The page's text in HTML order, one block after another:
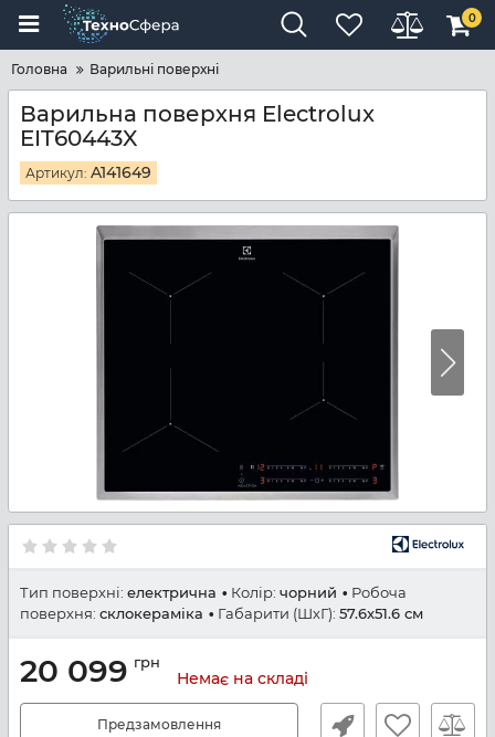
0
Головна Варильні поверхні
Варильна поверхня Electrolux
EIT60443X
Артикул: A141649
Тип поверхні: електрична Колір: чорний
Робоча
поверхня: склокераміка Габарити (ШхГ): 57.6x51.6 см
20 099 грн
Немає на складі
Предзамовлення